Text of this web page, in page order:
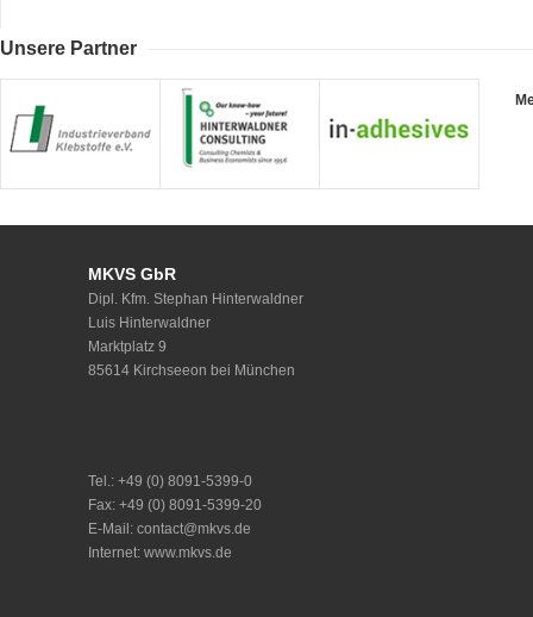
Unsere Partner
MKVS GbR
Dipl. Kfm. Stephan Hinterwaldner
Luis Hinterwaldner
Marktplatz 9
85614 Kirchseeon bei München
Tel.: +49 (0) 8091-5399-0
Fax: +49 (0) 8091-5399-20
E-Mail: contact@mkvs.de
Internet: www.mkvs.de